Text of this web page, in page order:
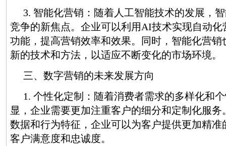
3. 智能化营销：随着人工智能技术的发展，
竞争的新焦点。企业可以利用AI技术实现自动化
功能，提高营销效率和效果。同时，智能化营销
新的技术和方法，以适应不断变化的市场环境。
三、数字营销的未来发展方向
1. 个性化定制：随着消费者需求的多样化和
显，企业需要更加注重客户的细分和定制化服
数据和行为特征，企业可以为客户提供更加精准
客户满意度和忠诚度。